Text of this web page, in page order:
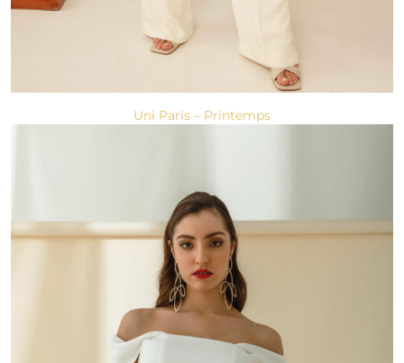
Uni Paris – Printemps